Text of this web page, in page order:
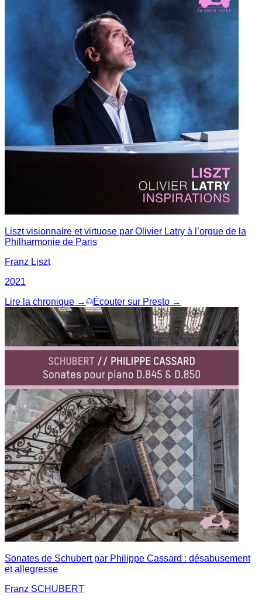
Liszt visionnaire et virtuose par Olivier Latry à l’orgue de la
Philharmonie de Paris
Franz Liszt
2021
Lire la chronique →
Écouter sur Presto →
Sonates de Schubert par Philippe Cassard : désabusement
et allegresse
Franz SCHUBERT